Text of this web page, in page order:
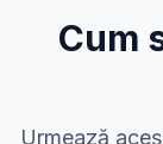
Cum
Urmează